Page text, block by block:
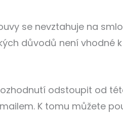
se nevztahuje na
důvodů není vhodné
odstoupit od
K tomu můžete